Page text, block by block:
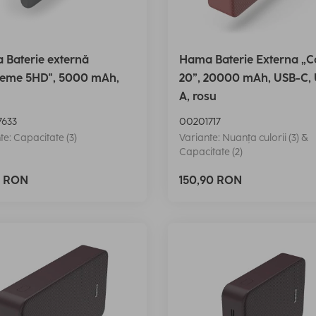
Baterie externă
5HD", 5000 mAh,
Capacitate (3)
Hama Baterie Externa
20”, 20000 mAh, USB-C,
A, rosu
00201717
Variante: Nuanța culorii (3) &
Capacitate (2)
150,90 RON